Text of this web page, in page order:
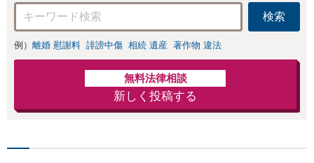
検索
例） 離婚 慰謝料 誹謗中傷 相続 遺産 著作物 違法
無料法律相談
新しく投稿する